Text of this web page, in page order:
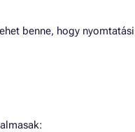
benne, hogy